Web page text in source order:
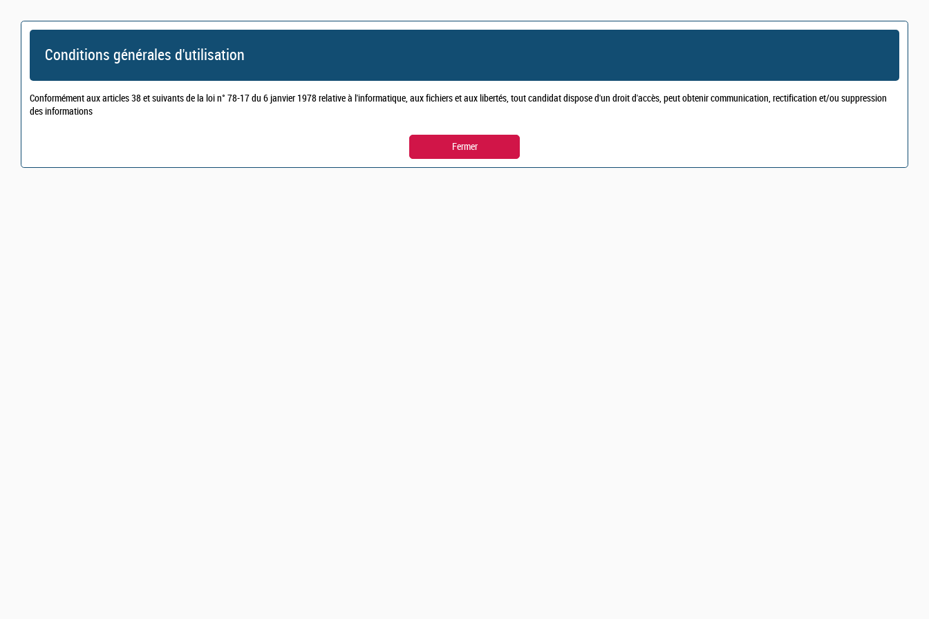
Conditions générales d'utilisation
Conformément aux articles 38 et suivants de la loi n° 78-17 du 6 janvier 1978 relative à l'informatique, aux fichiers et aux libertés, tout candidat dispose d'un droit d'accès, peut obtenir communication, rectification et/ou suppression
des informations